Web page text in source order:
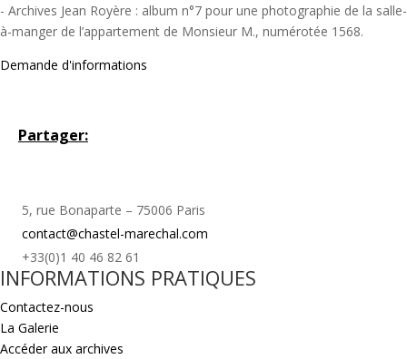
- Archives Jean Royère : album n°7 pour une photographie de la salle-
à-manger de l’appartement de Monsieur M., numérotée 1568.
Demande d'informations
Partager:
5, rue Bonaparte – 75006 Paris
contact@chastel-marechal.com
+33(0)1 40 46 82 61
INFORMATIONS PRATIQUES
Contactez-nous
La Galerie
Accéder aux archives